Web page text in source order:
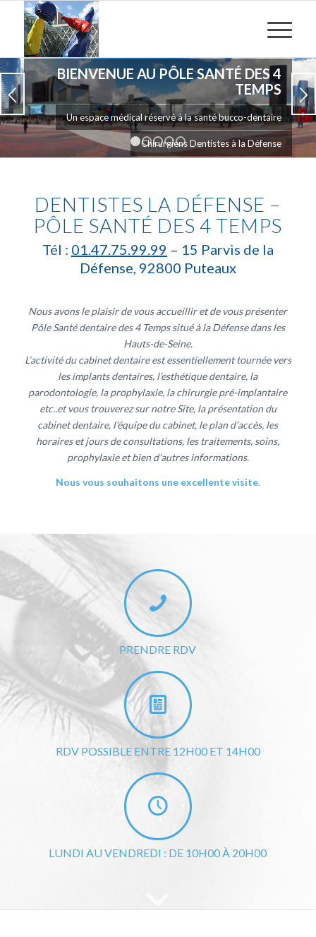
BIENVENUE AU PÔLE SANTÉ DES 4
TEMPS
Un espace médical réservé à la santé bucco-dentaire
Chirurgiens Dentistes à la Défense
1 2 3 4 5
DENTISTES LA DÉFENSE –
PÔLE SANTÉ DES 4 TEMPS
Tél : 01.47.75.99.99 – 15 Parvis de la
Défense, 92800 Puteaux
Nous avons le plaisir de vous accueillir et de vous présenter
Pôle Santé dentaire des 4 Temps situé à la Défense dans les
Hauts-de-Seine.
L’activité du cabinet dentaire est essentiellement tournée vers
les implants dentaires, l’esthétique dentaire, la
parodontologie, la prophylaxie, la chirurgie pré-implantaire
etc..et vous trouverez sur notre Site, la présentation du
cabinet dentaire, l’équipe du cabinet, le plan d’accès, les
horaires et jours de consultations, les traitements, soins,
prophylaxie et bien d’autres informations.
Nous vous souhaitons une excellente visite.
PRENDRE RDV
RDV POSSIBLE ENTRE 12H00 ET 14H00
LUNDI AU VENDREDI : DE 10H00 À 20H00